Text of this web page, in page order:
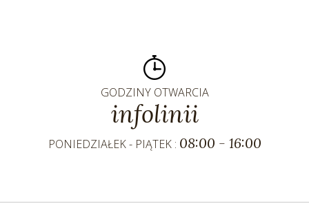
GODZINY OTWARCIA
infolinii
PONIEDZIAŁEK - PIĄTEK : 08:00 - 16:00